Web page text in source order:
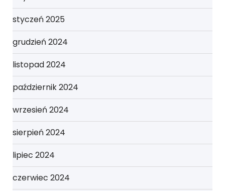
styczeń 2025
grudzień 2024
listopad 2024
październik 2024
wrzesień 2024
sierpień 2024
lipiec 2024
czerwiec 2024